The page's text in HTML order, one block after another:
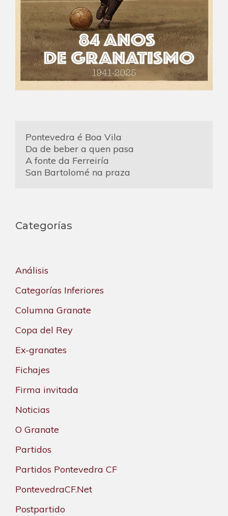
Pontevedra é Boa Vila
Da de beber a quen pasa
A fonte da Ferreiría
San Bartolomé na praza
Categorías
Análisis
Categorías Inferiores
Columna Granate
Copa del Rey
Ex-granates
Fichajes
Firma invitada
Noticias
O Granate
Partidos
Partidos Pontevedra CF
PontevedraCF.Net
Postpartido